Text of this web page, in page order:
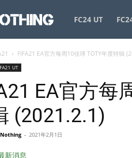
GameorNothing
FC24 UT
FIFA21 EA官方每周10佳球 TOTY年度特辑
UT
EA官方每
(2021.2.1)
- 2021年2月1日